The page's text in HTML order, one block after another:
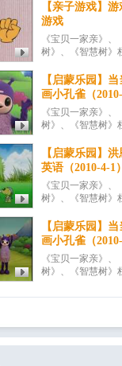
【亲子游戏】
游戏
《宝贝一家亲》、
树》、《智慧树》
【启蒙乐园】
画小孔雀（2010-
《宝贝一家亲》、
树》、《智慧树》
【启蒙乐园】
英语（2010-4-1）
《宝贝一家亲》、
树》、《智慧树》
【启蒙乐园】
画小孔雀（2010-
《宝贝一家亲》、
树》、《智慧树》